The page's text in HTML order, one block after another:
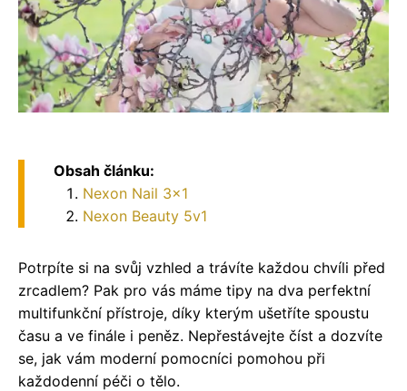
Obsah článku:
Nexon Nail 3x1
Nexon Beauty 5v1
Potrpíte si na svůj vzhled a trávíte každou chvíli před
zrcadlem? Pak pro vás máme tipy na dva perfektní
multifunkční přístroje, díky kterým ušetříte spoustu
času a ve finále i peněz. Nepřestávejte číst a dozvíte
se, jak vám moderní pomocníci pomohou při
každodenní péči o tělo.